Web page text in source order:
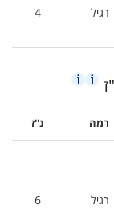
רגיל 4
רמה נ''ז
רגיל 6